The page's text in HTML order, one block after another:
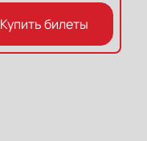
Купить билеты